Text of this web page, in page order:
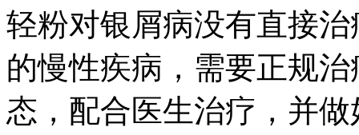
轻粉对银屑病没有直接
的慢性疾病，需要正规
态，配合医生治疗，并